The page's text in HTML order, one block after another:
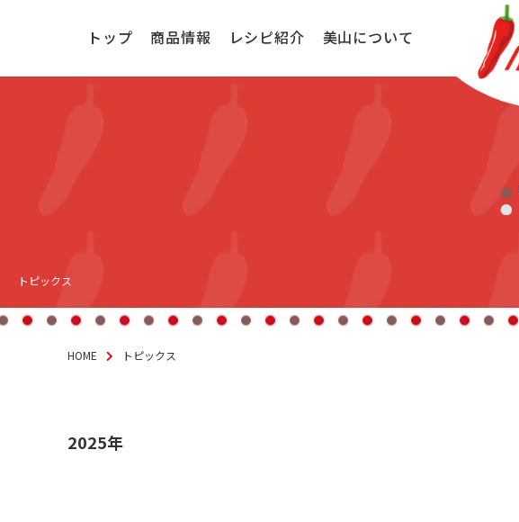
トップ 商品情報 レシピ紹介 美山について
トピックス
HOME トピックス
2025年